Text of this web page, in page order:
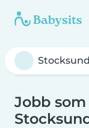
Jobb